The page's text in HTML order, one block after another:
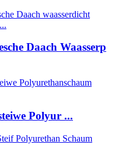
Daach Waasserp
Polyur ...